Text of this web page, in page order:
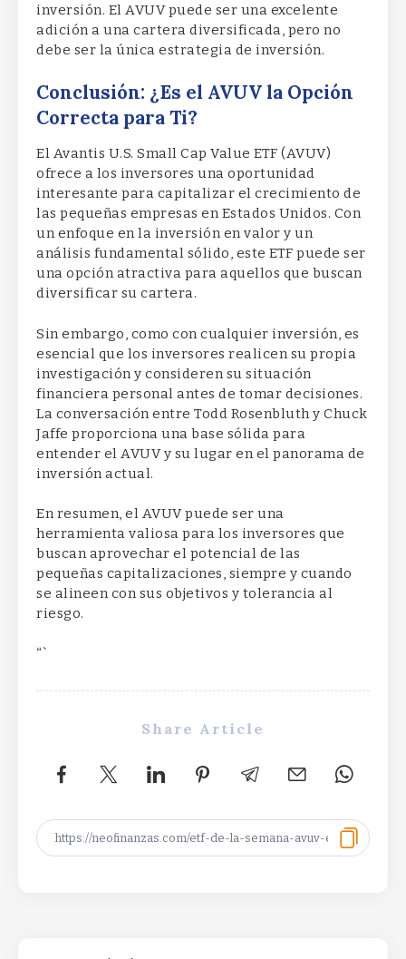
inversión. El AVUV puede ser una excelente
adición a una cartera diversificada, pero no
debe ser la única estrategia de inversión.
Conclusión: ¿Es el AVUV la Opción
Correcta para Ti?
El Avantis U.S. Small Cap Value ETF (AVUV)
ofrece a los inversores una oportunidad
interesante para capitalizar el crecimiento de
las pequeñas empresas en Estados Unidos. Con
un enfoque en la inversión en valor y un
análisis fundamental sólido, este ETF puede ser
una opción atractiva para aquellos que buscan
diversificar su cartera.
Sin embargo, como con cualquier inversión, es
esencial que los inversores realicen su propia
investigación y consideren su situación
financiera personal antes de tomar decisiones.
La conversación entre Todd Rosenbluth y Chuck
Jaffe proporciona una base sólida para
entender el AVUV y su lugar en el panorama de
inversión actual.
En resumen, el AVUV puede ser una
herramienta valiosa para los inversores que
buscan aprovechar el potencial de las
pequeñas capitalizaciones, siempre y cuando
se alineen con sus objetivos y tolerancia al
riesgo.
“`
Share Article